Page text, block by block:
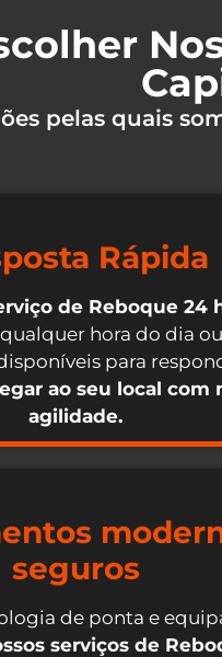
pelas quais
Rápida
de Reboque 24
hora do dia
para
ao seu local com
agilidade.
seguros
de ponta e
serviços de